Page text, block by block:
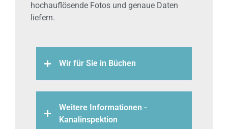
hochauflösende Fotos und genaue Daten
liefern.
Wir für Sie in Büchen
Weitere Informationen -
Kanalinspektion